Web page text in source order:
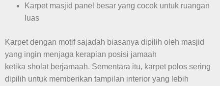
Karpet masjid panel besar yang cocok untuk ruangan
luas
Karpet dengan motif sajadah biasanya dipilih oleh masjid
yang ingin menjaga kerapian posisi jamaah
ketika sholat berjamaah. Sementara itu, karpet polos sering
dipilih untuk memberikan tampilan interior yang lebih